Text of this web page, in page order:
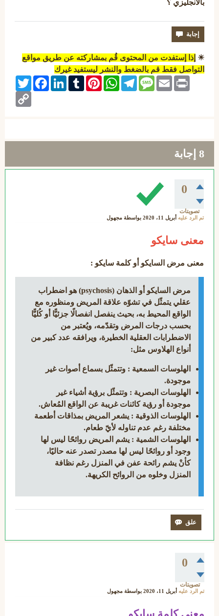
بالانجليزي ؟
☀ إذا إستفدت من المحتوى قُم بمشاركته عن طريق مواقع
التواصل فقط قم بالضغط والنشر ليستفيد غيرك
Twitter
FacebookLinkedInTumblrPinterest
WhatsAppTelegramMessageEmail Print
Copy
Link
8 إجابة
0
تصويتات
تم الرد عليه أبريل 11، 2020 بواسطة مجهول
معنى سايكو
معنى مرض السايكو أو كلمة سايكو :
مرض السايكو أو الذهان (psychosis) هو اضطراب
عقلي يتمثّل في تشوّه علاقة المريض ومنظوره مع
الواقع المحيط به، بحيث ينفصل انفصالًا جزئيًّا أو كُليًّا
بحسب درجات المرض وتقدّمه، ويُعتبر من
الاضطرابات العقلية الخطيرة، ويرافقه عدد كبير من
أنواع الهلاوس مثل:
الهلوسات السمعية : وتتمثّل بسماع أصوات غير
موجودة.
الهلوسات البصرية : وتتمثّل برؤية أشياء غير
موجودة أو رؤية كائنات غريبة عن الواقع المُعاش.
الهلوسات الذوقية : يشعر المريض بمذاقات أطعمة
مختلفة رغم عدم تناوله لأيّ طعام.
الهلوسات الشمية : يشم المريض روائحًا ليس لها
وجود أو روائحًا ليس لها مصدر تصدر عنه حاليًا،
كأنْ يشم رائحة عفن في المنزل رغم نظافة
المنزل وخلوه من الروائح الكريهة.
0
تصويتات
تم الرد عليه أبريل 11، 2020 بواسطة مجهول